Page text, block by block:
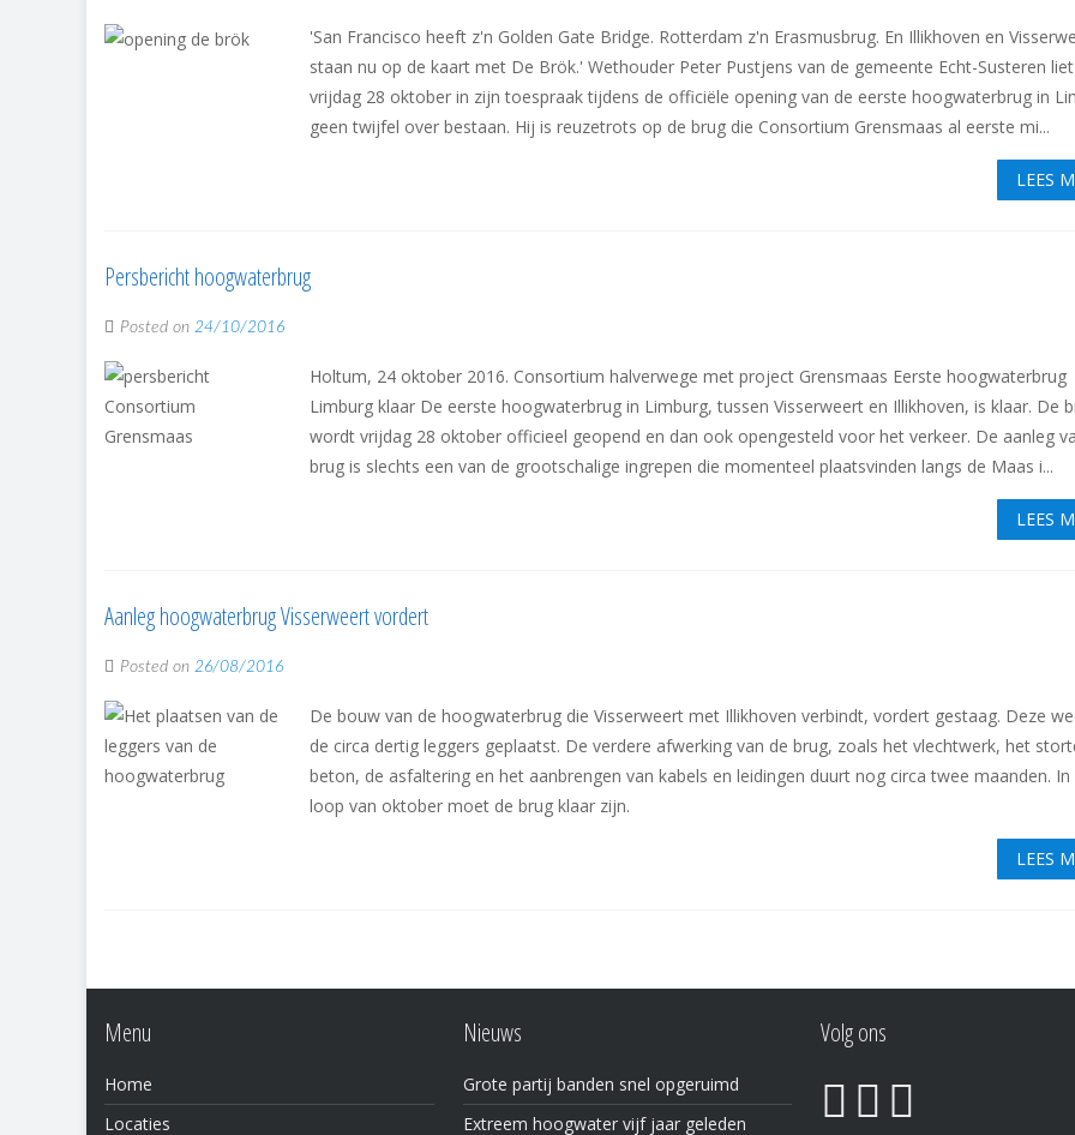
'San Francisco heeft z'n Golden Gate Bridge. Rotterdam z'n Erasmusbrug. En Illikhoven en
staan nu op de kaart met De Brök.' Wethouder Peter Pustjens van de gemeente Echt-Susteren
vrijdag 28 oktober in zijn toespraak tijdens de officiële opening van de eerste hoogwaterbrug in
geen twijfel over bestaan. Hij is reuzetrots op de brug die Consortium Grensmaas al eerste mi...
LEES
Persbericht hoogwaterbrug
Posted on 24/10/2016
Holtum, 24 oktober 2016. Consortium halverwege met project Grensmaas Eerste hoogwaterbrug
Limburg klaar De eerste hoogwaterbrug in Limburg, tussen Visserweert en Illikhoven, is klaar. De
wordt vrijdag 28 oktober officieel geopend en dan ook opengesteld voor het verkeer. De aanleg
brug is slechts een van de grootschalige ingrepen die momenteel plaatsvinden langs de Maas i...
LEES
Aanleg hoogwaterbrug Visserweert vordert
Posted on 26/08/2016
De bouw van de hoogwaterbrug die Visserweert met Illikhoven verbindt, vordert gestaag. Deze
de circa dertig leggers geplaatst. De verdere afwerking van de brug, zoals het vlechtwerk, het
beton, de asfaltering en het aanbrengen van kabels en leidingen duurt nog circa twee maanden. In
loop van oktober moet de brug klaar zijn.
LEES
Menu
Home
Locaties
Nieuws
Grote partij banden snel opgeruimd
Extreem hoogwater vijf jaar geleden
Volg ons